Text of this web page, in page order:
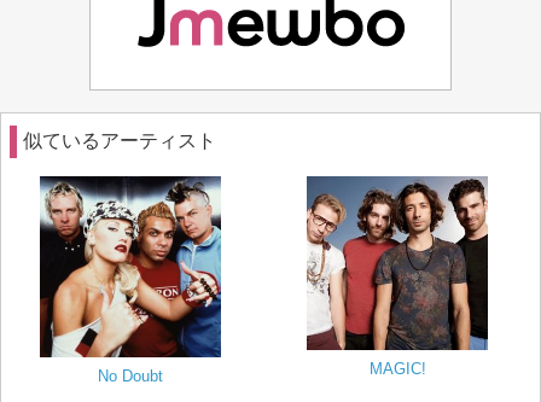
似ているアーティスト
No Doubt MAGIC!